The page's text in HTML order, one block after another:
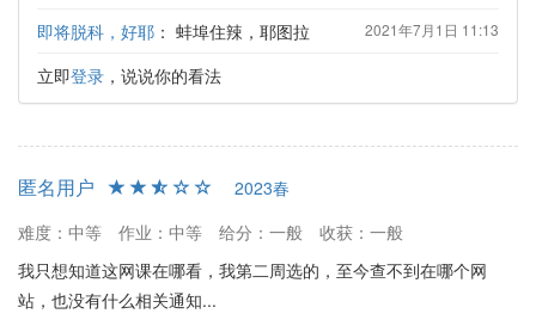
即将脱科，好耶 ： 蚌埠住辣，耶图拉 2021年7月1日 11:13
立即登录 ，说说你的看法
匿名用户
2023春
难度：中等
作业：中等 给分：一般
收获：一般
我只想知道这网课在哪看，我第二周选的，至今查不到在哪个网
站，也没有什么相关通知...